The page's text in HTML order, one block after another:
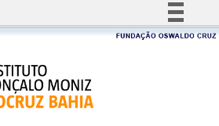
Simplifique!
Acesso à informação